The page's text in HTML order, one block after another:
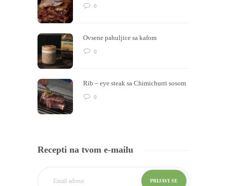
0
Ovsene pahuljice sa kafom
0
Rib – eye steak sa Chimichurri sosom
0
Recepti na tvom e-mailu